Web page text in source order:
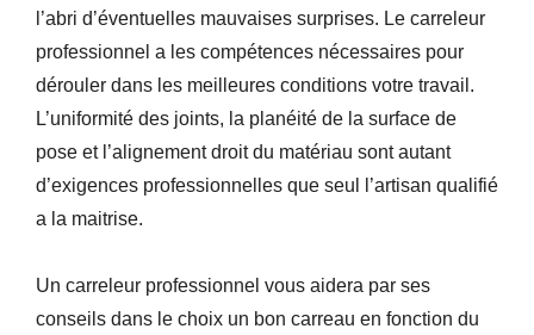
l’abri d’éventuelles mauvaises surprises. Le carreleur
professionnel a les compétences nécessaires pour
dérouler dans les meilleures conditions votre travail.
L’uniformité des joints, la planéité de la surface de
pose et l’alignement droit du matériau sont autant
d’exigences professionnelles que seul l’artisan qualifié
a la maitrise.
Un carreleur professionnel vous aidera par ses
conseils dans le choix un bon carreau en fonction du